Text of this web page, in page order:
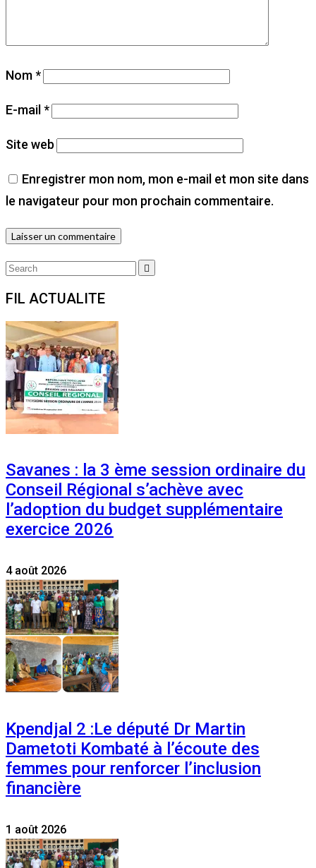
Nom*
E-mail*
Site web
Enregistrer mon nom, mon e-mail et mon site dans
le navigateur pour mon prochain commentaire.
Search
FIL ACTUALITE
Savanes : la 3 ème session ordinaire du
Conseil Régional s’achève avec
l’adoption du budget supplémentaire
exercice 2026
4 août 2026
Kpendjal 2 :Le député Dr Martin
Dametoti Kombaté à l’écoute des
femmes pour renforcer l’inclusion
financière
1 août 2026